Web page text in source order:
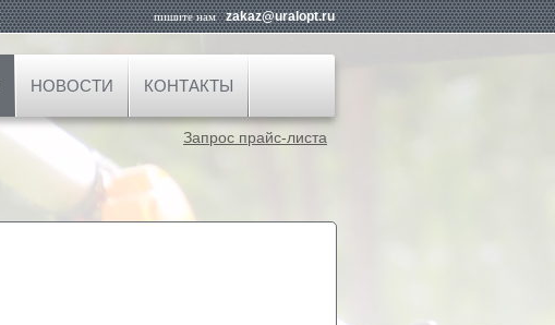
пишите намzakaz@uralopt.ru
НОВОСТИ КОНТАКТЫ
Запрос прайс-листа